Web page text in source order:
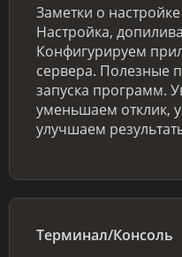
Заметки о
Настройка,
Конфигурируем
сервера. Полезные
запуска программ.
уменьшаем отклик,
улучшаем
Терминал/Консоль